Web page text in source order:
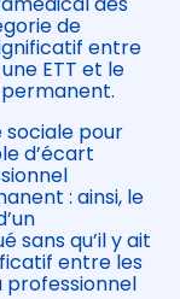
de
entre
ETT et le
permanent.
sociale pour
d’écart
: ainsi, le
sans qu’il y ait
entre les
professionnel